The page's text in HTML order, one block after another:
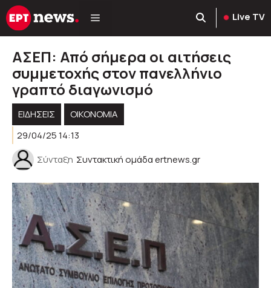
Μετάβαση
σε
Live TV
ΑΣΕΠ: Από σήμερα οι αιτήσεις
συμμετοχής στον πανελλήνιο
γραπτό διαγωνισμό
ΕΙΔΗΣΕΙΣ
ΟΙΚΟΝΟΜΙΑ
29/04/25 14:13
Σύνταξη Συντακτική ομάδα ertnews.gr